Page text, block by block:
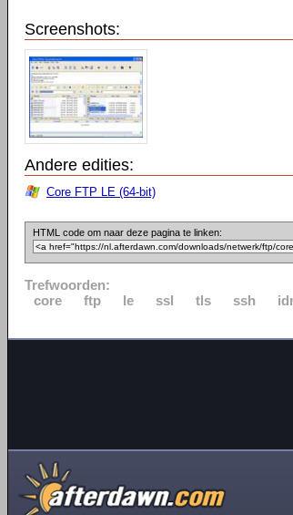
Screenshots:
Andere edities:
Core FTP LE (64-bit)
HTML code om naar deze pagina te linken:
Trefwoorden:
core
ftp le ssl tls ssh